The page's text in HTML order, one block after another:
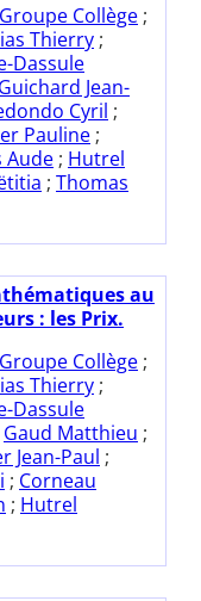
Collège ;
Thierry ;
Dassule
Guichard Jean-
Cyril ;
Pauline ;
Aude ; Hutrel
; Thomas
au
: les Prix.
Collège ;
Thierry ;
Dassule
Gaud Matthieu ;
Jean-Paul ;
; Corneau
; Hutrel